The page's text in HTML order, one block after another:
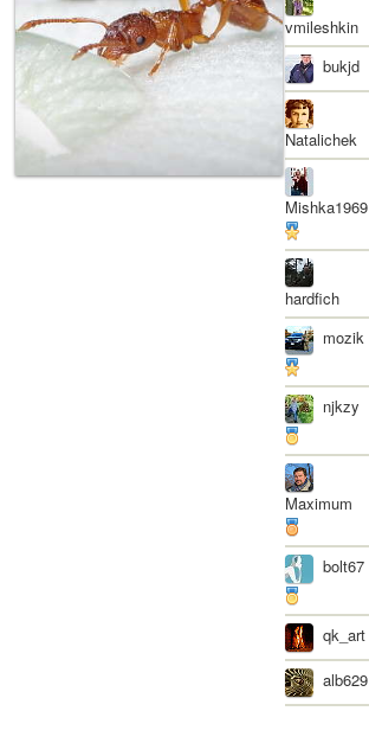
vmileshkin
bukjd
Natalichek
Mishka1969
hardfich
mozik
njkzy
Maximum
bolt67
qk_art
alb629